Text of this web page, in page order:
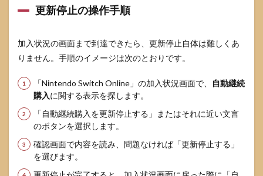
ぐ使
りま
か？
7.2
更新
を取
りや
継続
でき
更新停止の操作手順
加入状況の画面まで到達できたら、更新停止自体は難しくあ
りません。手順のイメージは次のとおりです。
「Nintendo Switch Online」の加入状況画面で、
自動継続
購入に関する表示を探します。
「自動継続購入を更新停止する」またはそれに近い文言
のボタンを選択します。
確認画面で内容を読み、問題なければ「更新停止する」
を選びます。